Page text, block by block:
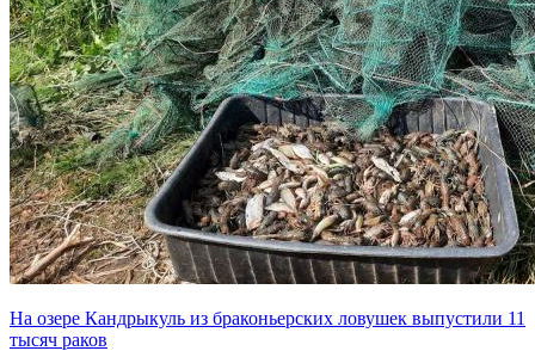
На озере Кандрыкуль из браконьерских ловушек выпустили 11
тысяч раков